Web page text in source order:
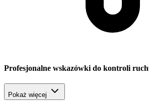
Profesjonalne wskazówki do kontroli
Pokaż więcej